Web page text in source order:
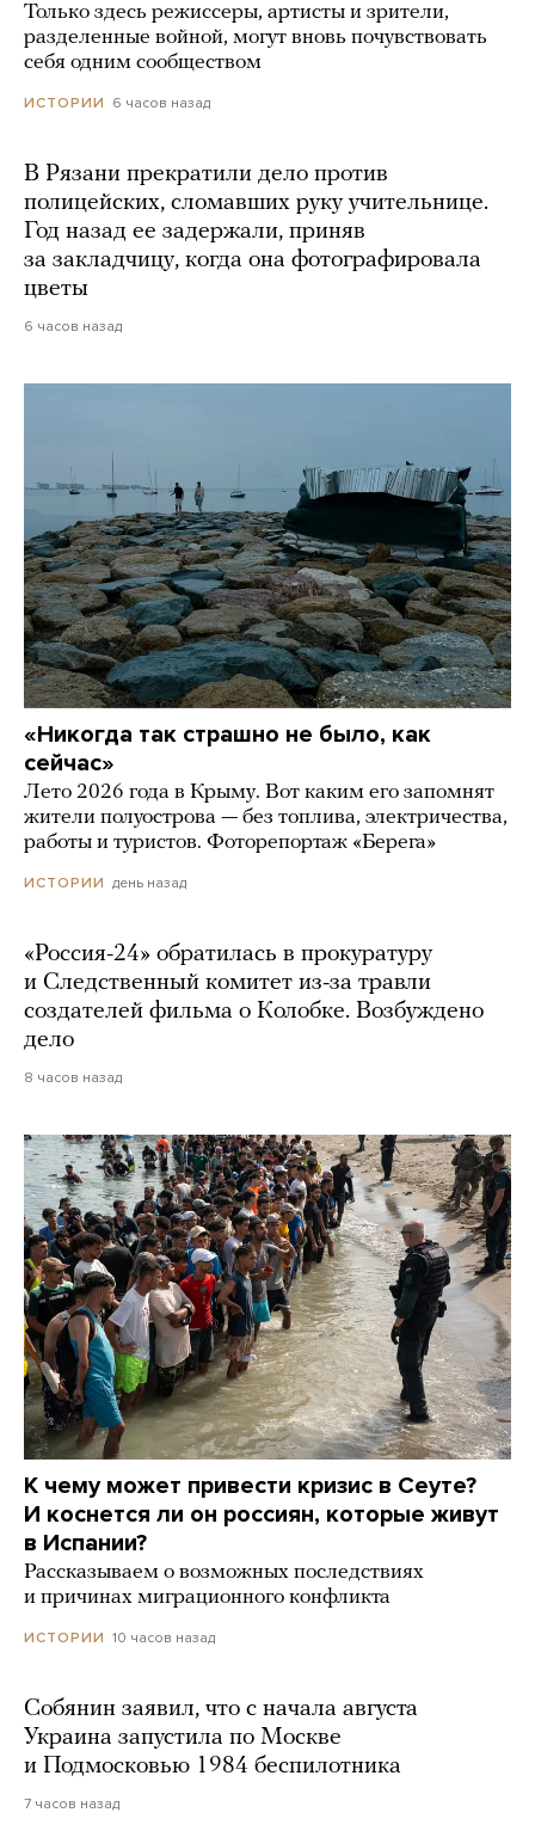
Только здесь режиссеры, артисты и зрители,
разделенные войной, могут вновь почувствовать
себя одним сообществом
ИСТОРИИ 6 часов назад
В Рязани прекратили дело против
полицейских, сломавших руку учительнице.
Год назад ее задержали, приняв
за закладчицу, когда она фотографировала
цветы
6 часов назад
«Никогда так страшно не было, как
сейчас»
Лето 2026 года в Крыму. Вот каким его запомнят
жители полуострова — без топлива, электричества,
работы и туристов. Фоторепортаж «Берега»
ИСТОРИИ день назад
«Россия-24» обратилась в прокуратуру
и Следственный комитет из-за травли
создателей фильма о Колобке. Возбуждено
дело
8 часов назад
К чему может привести кризис в Сеуте?
И коснется ли он россиян, которые живут
в Испании?
Рассказываем о возможных последствиях
и причинах миграционного конфликта
ИСТОРИИ 10 часов назад
Собянин заявил, что с начала августа
Украина запустила по Москве
и Подмосковью 1984 беспилотника
7 часов назад